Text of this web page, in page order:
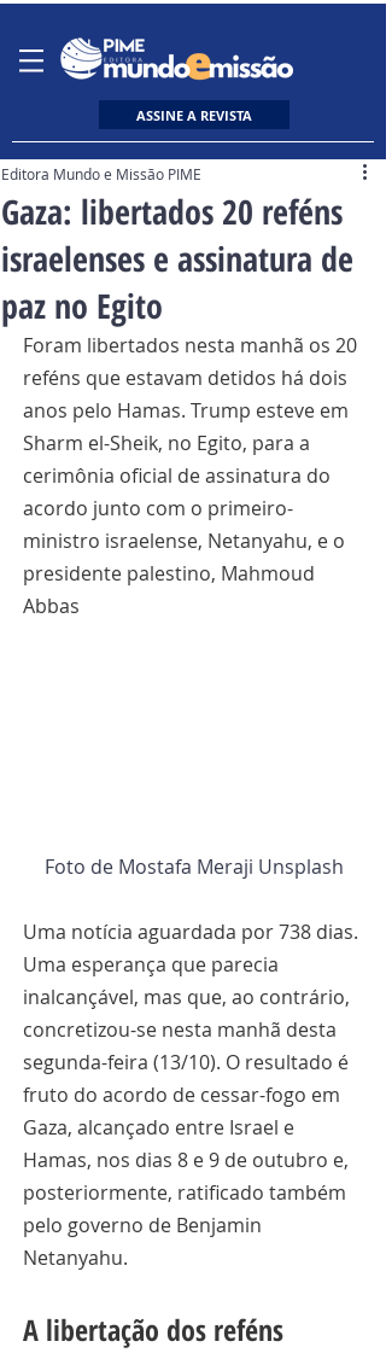
ASSINE A REVISTA
Gaza: libertados 20 reféns
israelenses e assinatura de
paz no Egito
Editora Mundo e Missão PIME
Foram libertados nesta manhã os 20
reféns que estavam detidos há dois
anos pelo Hamas. Trump esteve em
Sharm el-Sheik, no Egito, para a
cerimônia oficial de assinatura do
acordo junto com o primeiro-
ministro israelense, Netanyahu, e o
presidente palestino, Mahmoud
Abbas
Foto de Mostafa Meraji Unsplash
Uma notícia aguardada por 738 dias.
Uma esperança que parecia
inalcançável, mas que, ao contrário,
concretizou-se nesta manhã desta
segunda-feira (13/10). O resultado é
fruto do acordo de cessar-fogo em
Gaza, alcançado entre Israel e
Hamas, nos dias 8 e 9 de outubro e,
posteriormente, ratificado também
pelo governo de Benjamin
Netanyahu.
A libertação dos reféns